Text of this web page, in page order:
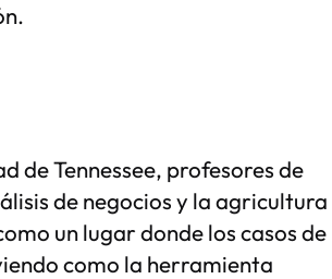
de Tennessee, profesores de
de negocios y la agricultura
un lugar donde los casos de
como la herramienta